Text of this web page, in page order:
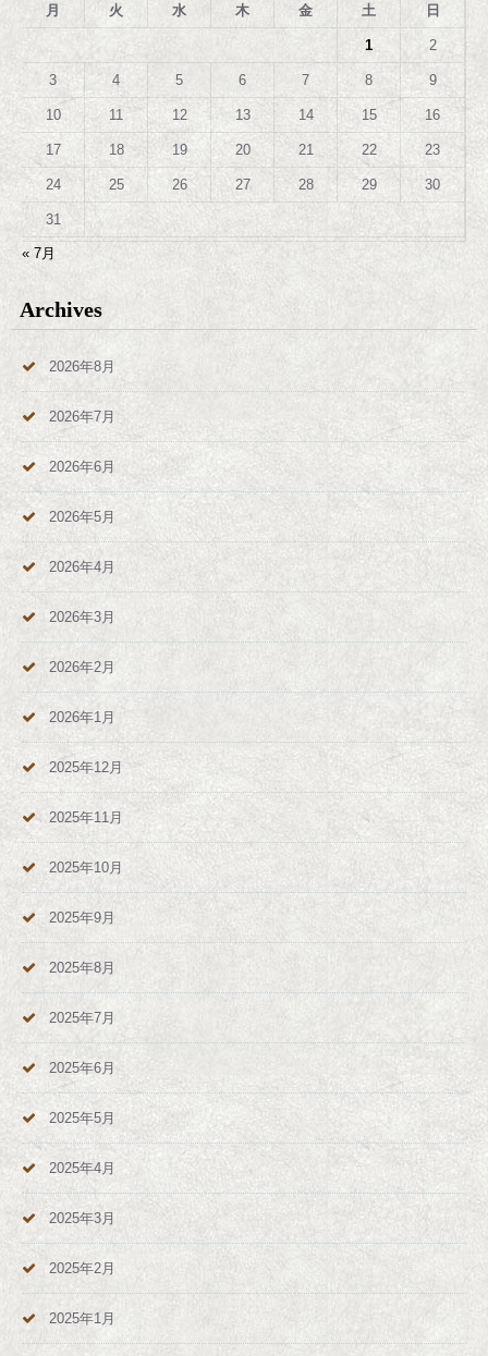
月 火 水 木 金 土 日
1 2
3 4 5 6 7 8 9
10 11 12 13 14 15 16
17 18 19 20 21 22 23
24 25 26 27 28 29 30
31
« 7月
Archives
2026年8月
2026年7月
2026年6月
2026年5月
2026年4月
2026年3月
2026年2月
2026年1月
2025年12月
2025年11月
2025年10月
2025年9月
2025年8月
2025年7月
2025年6月
2025年5月
2025年4月
2025年3月
2025年2月
2025年1月